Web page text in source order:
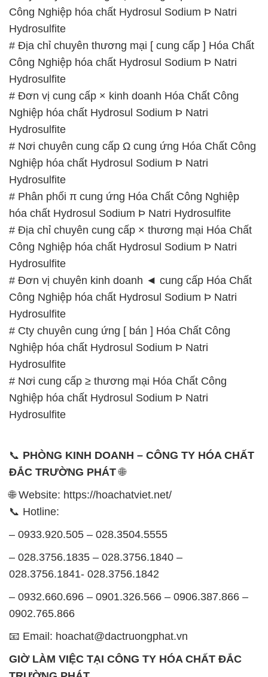
# Địa chỉ chuyên cung cấp × thương mại Hóa Chất
Công Nghiệp hóa chất Hydrosul Sodium Þ Natri
Hydrosulfite
# Đơn vị chuyên kinh doanh ◄ cung cấp Hóa Chất
Công Nghiệp hóa chất Hydrosul Sodium Þ Natri
Hydrosulfite
# Cty chuyên cung ứng [ bán ] Hóa Chất Công
Nghiệp hóa chất Hydrosul Sodium Þ Natri
Hydrosulfite
# Nơi cung cấp ≥ thương mại Hóa Chất Công
Nghiệp hóa chất Hydrosul Sodium Þ Natri
Hydrosulfite
📞PHÒNG KINH DOANH – CÔNG TY HÓA CHẤT
ĐẮC TRƯỜNG PHÁT 🌐
🌐 Website: https://hoachatviet.net/
📞 Hotline:
– 0933.920.505 – 028.3504.5555
– 028.3756.1835 – 028.3756.1840 –
028.3756.1841- 028.3756.1842
– 0932.660.696 – 0901.326.566 – 0906.387.866 –
0902.765.866
📧 Email: hoachat@dactruongphat.vn
TRƯỜNG PHÁT
Thời gian làm việctại Hóa Chất Đắc Trường Phát
được tổ chức như sau:
Thứ 2 đến thứ 6: Buổi sáng: từ 8h đến 11h – Buổi
chiều: từ 12h30 đến 17h
Thứ 7: Buổi sáng: từ 8h đến 11h – Buổi chiều: từ
12h30 đến 16h
Chủ nhật: Nghỉ chủ nhật hàng tuần
Chúng tôi rất trân trọng thời gian và cam kết tuân
thủ giờ làm việc để đảm bảo sự hỗ trợ tốt nhất cho
khách hàng và đảm bảo hiệu suất công việc cao
nhất của nhân viên.